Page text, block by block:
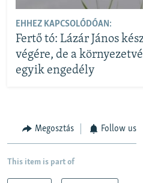
EHHEZ KAPCSOLÓDÓAN:
Fertő tó: Lázár János
végére, de a
egyik engedély
Megosztás Follow us
This item is part of